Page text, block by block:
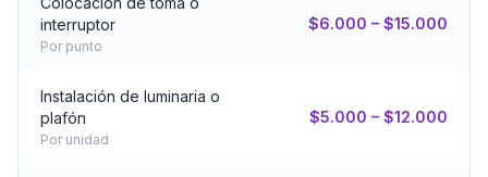
interruptor
Por punto
$6.000 – $15.000
Instalación de luminaria o
plafón
Por unidad
$5.000 – $12.000